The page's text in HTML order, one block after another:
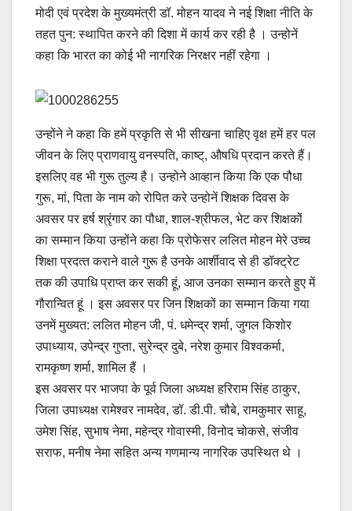
मोदी एवं प्रदेश के मुख्‍यमंत्री डॉ. मोहन यादव ने नई शिक्षा नीति के
तहत पुन: स्‍थापित करने की दिशा में कार्य कर रही है । उन्‍होनें
कहा कि भारत का कोई भी नागरिक निरक्षर नहीं रहेगा ।
उन्‍होंने ने कहा कि हमें प्रकृति से भी सीखना चाहिए वृक्ष हमें हर पल
जीवन के लिए प्राणवायु वनस्‍पति, काष्‍ट्, औषधि प्रदान करते हैं।
इसलिए वह भी गुरू तुल्‍य है। उन्‍होने आव्‍हान किया कि एक पौधा
गुरू, मां, पिता के नाम को रोपित करे उन्‍होनें शिक्षक दिवस के
अवसर पर हर्ष श्रृंगार का पौधा, शाल-श्रीफल, भेट कर शिक्षकों
का सम्‍मान किया उन्‍होंने कहा कि प्रोफेसर ललित मोहन मेरे उच्‍च
शिक्षा प्रदत्‍त कराने वाले गुरू है उनके आर्शीवाद से ही डॉक्‍ट्रेट
तक की उपाधि प्राप्‍त कर सकी हूं, आज उनका सम्‍मान करते हुए में
गौरान्वित हूं । इस अवसर पर जिन शिक्षकों का सम्‍मान किया गया
उनमें मुख्‍यत: ललित मोहन जी, पं. धमेन्‍द्र शर्मा, जुगल किशोर
उपाध्‍याय, उपेन्‍द्र गुप्‍ता, सुरेन्‍द्र दुबे, नरेश कुमार विश्‍वकर्मा,
रामकृष्‍ण शर्मा, शामिल हैं ।
इस अवसर पर भाजपा के पूर्व जिला अध्‍यक्ष हरिराम सिंह ठाकुर,
जिला उपाध्‍यक्ष रामेश्‍वर नामदेव, डॉ. डी.पी. चौबे, रामकुमार साहू,
उमेश सिंह, सुभाष नेमा, महेन्‍द्र गोवास्‍मी, विनोद चोकसे, संजीव
सराफ, मनीष नेमा सहित अन्‍य गणमान्‍य नागरिक उपस्थित थे ।